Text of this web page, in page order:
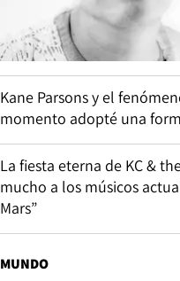
Kane Parsons y el
momento adopté una
La fiesta eterna de KC &
mucho a los músicos
Mars”
MUNDO